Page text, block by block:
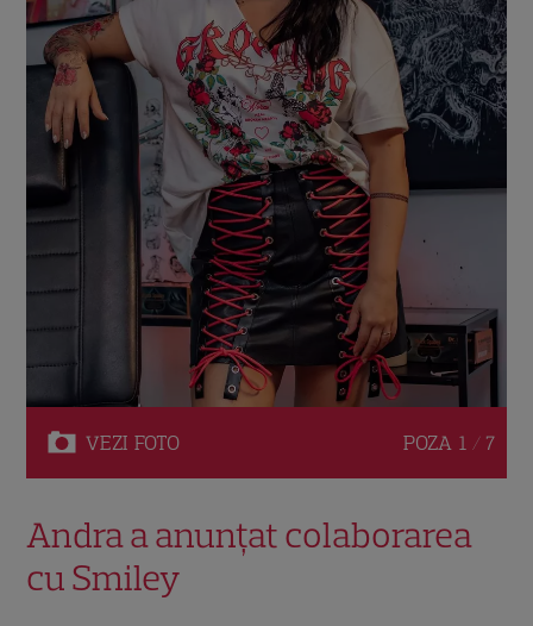
VEZI FOTO POZA 1 / 7
Andra a anunțat colaborarea
cu Smiley